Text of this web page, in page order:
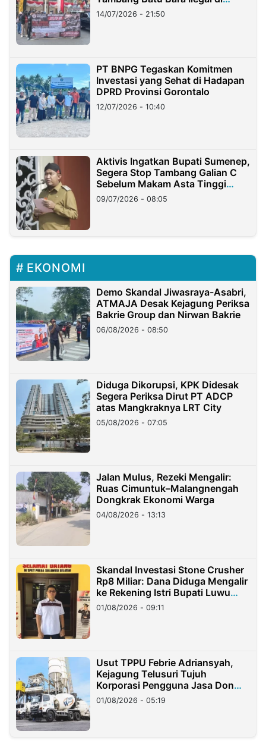
Lampung
14/07/2026 - 21:50
PT BNPG Tegaskan Komitmen
Investasi yang Sehat di Hadapan
DPRD Provinsi Gorontalo
12/07/2026 - 10:40
Aktivis Ingatkan Bupati Sumenep,
Segera Stop Tambang Galian C
Sebelum Makam Asta Tinggi
Longsor
09/07/2026 - 08:05
EKONOMI
Demo Skandal Jiwasraya-Asabri,
ATMAJA Desak Kejagung Periksa
Bakrie Group dan Nirwan Bakrie
06/08/2026 - 08:50
Diduga Dikorupsi, KPK Didesak
Segera Periksa Dirut PT ADCP
atas Mangkraknya LRT City
05/08/2026 - 07:05
Jalan Mulus, Rezeki Mengalir:
Ruas Cimuntuk–Malangnengah
Dongkrak Ekonomi Warga
04/08/2026 - 13:13
Skandal Investasi Stone Crusher
Rp8 Miliar: Dana Diduga Mengalir
ke Rekening Istri Bupati Luwu
Timur
01/08/2026 - 09:11
Usut TPPU Febrie Adriansyah,
Kejagung Telusuri Tujuh
Korporasi Pengguna Jasa Don
Ritto
01/08/2026 - 05:19